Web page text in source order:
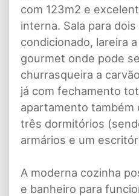
com 123m2 e
interna. Sala para
condicionado, lareira
gourmet onde pode
churrasqueira a
já com fechamento
apartamento também
três dormitórios
armários e um
A moderna cozinha
e banheiro para